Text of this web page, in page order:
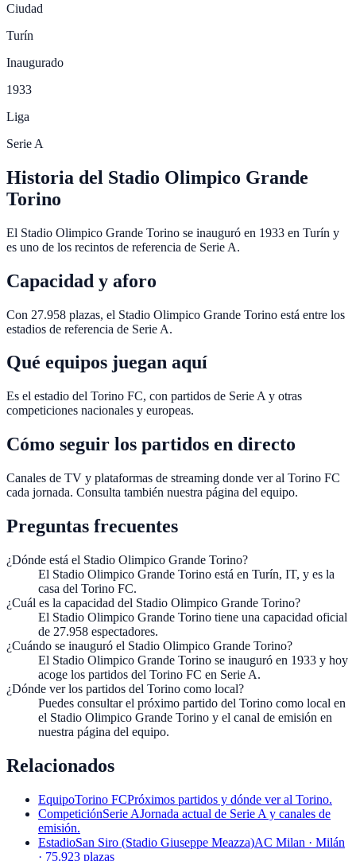
Ciudad
Turín
Inaugurado
1933
Liga
Serie A
Historia del Stadio Olimpico Grande
Torino
El Stadio Olimpico Grande Torino se inauguró en 1933 en Turín y
es uno de los recintos de referencia de Serie A.
Capacidad y aforo
Con 27.958 plazas, el Stadio Olimpico Grande Torino está entre los
estadios de referencia de Serie A.
Qué equipos juegan aquí
Es el estadio del Torino FC, con partidos de Serie A y otras
competiciones nacionales y europeas.
Cómo seguir los partidos en directo
Canales de TV y plataformas de streaming donde ver al Torino FC
cada jornada. Consulta también nuestra página del equipo.
Preguntas frecuentes
¿Dónde está el Stadio Olimpico Grande Torino?
El Stadio Olimpico Grande Torino está en Turín, IT, y es la
casa del Torino FC.
¿Cuál es la capacidad del Stadio Olimpico Grande Torino?
El Stadio Olimpico Grande Torino tiene una capacidad oficial
de 27.958 espectadores.
¿Cuándo se inauguró el Stadio Olimpico Grande Torino?
El Stadio Olimpico Grande Torino se inauguró en 1933 y hoy
acoge los partidos del Torino FC en Serie A.
¿Dónde ver los partidos del Torino como local?
Puedes consultar el próximo partido del Torino como local en
el Stadio Olimpico Grande Torino y el canal de emisión en
nuestra página del equipo.
Relacionados
EquipoTorino FCPróximos partidos y dónde ver al Torino.
CompeticiónSerie AJornada actual de Serie A y canales de
emisión.
EstadioSan Siro (Stadio Giuseppe Meazza)AC Milan · Milán
· 75.923 plazas